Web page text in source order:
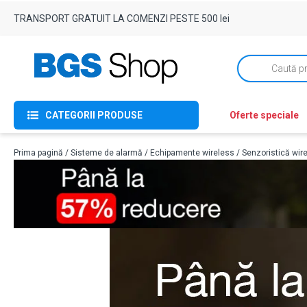
TRANSPORT GRATUIT LA COMENZI PESTE 500 lei
Products
search
CATEGORII PRODUSE Oferte speciale
Prima pagină / Sisteme de alarmă / Echipamente wireless / Senzoristică